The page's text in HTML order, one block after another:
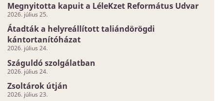
Megnyitotta kapuit a LéleKzet Református Udvar
2026. július 25.
Átadták a helyreállított taliándörögdi
kántortanítóházat
2026. július 24.
Száguldó szolgálatban
2026. július 24.
Zsoltárok útján
2026. július 23.